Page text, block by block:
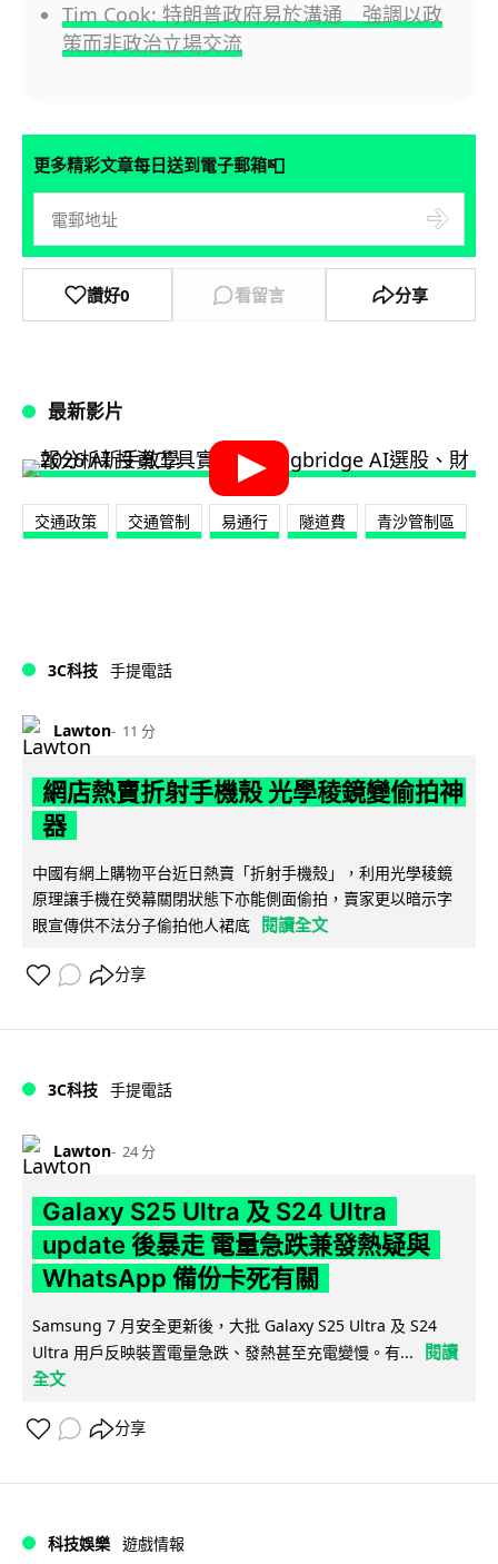
Tim Cook: 特朗普政府易於溝通 強調以政
策而非政治立場交流
更多精彩文章每日送到電子郵箱📮
讚好0 看留言 分享
最新影片
交通政策 交通管制 易通行 隧道費 青沙管制區
3C科技 手提電話
Lawton 11 分
網店熱賣折射手機殼 光學稜鏡變偷拍神
器
中國有網上購物平台近日熱賣「折射手機殼」，利用光學稜鏡
原理讓手機在熒幕關閉狀態下亦能側面偷拍，賣家更以暗示字
眼宣傳供不法分子偷拍他人裙底 閱讀全文
分享
3C科技 手提電話
Lawton 24 分
Galaxy S25 Ultra 及 S24 Ultra
update 後暴走 電量急跌兼發熱疑與
WhatsApp 備份卡死有關
Samsung 7 月安全更新後，大批 Galaxy S25 Ultra 及 S24
Ultra 用戶反映裝置電量急跌、發熱甚至充電變慢。有...
閱讀
全文
分享
科技娛樂 遊戲情報